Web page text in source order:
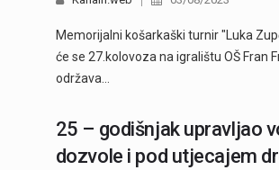
Memorijalni košarkaški turnir "Luka
će se 27.kolovoza na igralištu OŠ Fran
održava…
25 – godišnjak upravljao
dozvole i pod utjecajem